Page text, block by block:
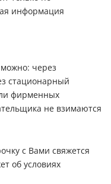
информация
можно: через
стационарный
фирменных
не взимаются
с Вами свяжется
об условиях